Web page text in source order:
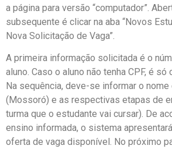
a página para versão “computador”.
subsequente é clicar na aba “Novos
Nova Solicitação de Vaga”.
A primeira informação solicitada é o
aluno. Caso o aluno não tenha CPF, é só
Na sequência, deve-se informar o
(Mossoró) e as respectivas etapas de
turma que o estudante vai cursar). De
ensino informada, o sistema
oferta de vaga disponível. No próximo